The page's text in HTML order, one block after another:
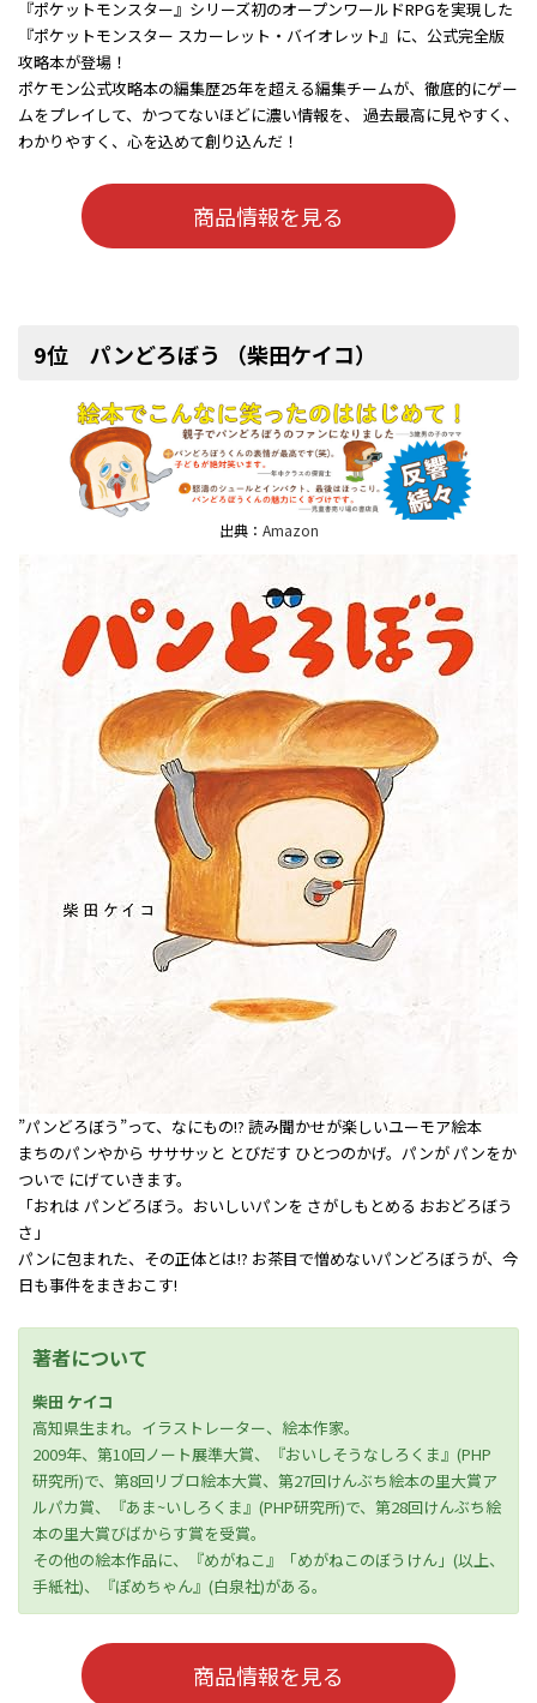
『ポケットモンスター』シリーズ初のオープンワールドRPGを実現した
『ポケットモンスター スカーレット・バイオレット』に、公式完全版
攻略本が登場！
ポケモン公式攻略本の編集歴25年を超える編集チームが、徹底的にゲー
ムをプレイして、かつてないほどに濃い情報を、 過去最高に見やすく、
わかりやすく、心を込めて創り込んだ！
商品情報を見る
9位 パンどろぼう （柴田ケイコ）
出典： Amazon
”パンどろぼう”って、なにもの!? 読み聞かせが楽しいユーモア絵本
まちのパンやから サササッと とびだす ひとつのかげ。パンが パンをか
ついで にげていきます。
「おれは パンどろぼう。おいしいパンを さがしもとめる おおどろぼう
さ」
パンに包まれた、その正体とは――!? お茶目で憎めないパンどろぼうが、今
日も事件をまきおこす!
著者について
柴田 ケイコ
高知県生まれ。イラストレーター、絵本作家。
2009年、第10回ノート展準大賞、『おいしそうなしろくま』(PHP
研究所)で、第8回リブロ絵本大賞、第27回けんぶち絵本の里大賞ア
ルパカ賞、『あま~いしろくま』(PHP研究所)で、第28回けんぶち絵
本の里大賞びばからす賞を受賞。
その他の絵本作品に、『めがねこ』「めがねこのぼうけん」(以上、
手紙社)、『ぽめちゃん』(白泉社)がある。
商品情報を見る